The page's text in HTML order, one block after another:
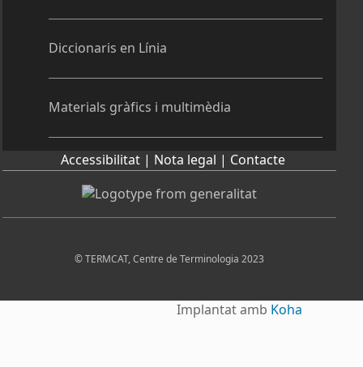
Diccionaris en Línia
Materials gràfics i multimèdia
Accessibilitat | Nota legal | Contacte
© TERMCAT, Centre de Terminologia 2023
Implantat amb Koha